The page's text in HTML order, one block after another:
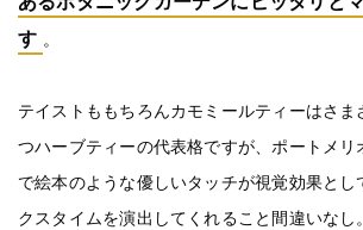
す 。
テイストももちろんカモミールティーはさ
つハーブティーの代表格ですが、ポートメリ
で絵本のような優しいタッチが視覚効果とし
クスタイムを演出してくれること間違いなし。